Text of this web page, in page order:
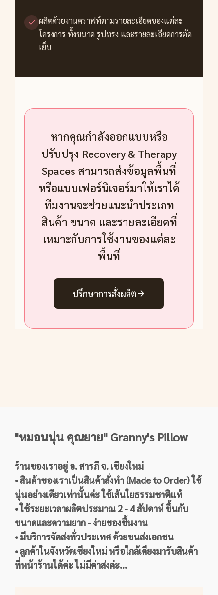
ผลิตด้วยงานคราฟท์ตามรายละเอียดของแต่ละ
โครงการ ทั้งขนาด รูปทรง และรายละเอียดการตัด
เย็บ
หากคุณกำลังออกแบบหรือ
ปรับปรุง Recovery & Therapy
Spaces สามารถส่งข้อมูลพื้นที่
หรือแบบเฟอร์นิเจอร์มาให้เราได้
ทีมงานจะช่วยแนะนำประเภท
สินค้า ขนาด และรายละเอียดที่
เหมาะกับการใช้งานของแต่ละ
พื้นที่
ปรึกษาการสั่งผลิต
"หมอนนุ่น คุณยาย" Granny's Pillow
ร้านของเราอยู่ อ. สารภี จ. เชียงใหม่
• สินค้าของเราเป็นสินค้าสั่งทำ (Made to Order) ใช้
นุ่นอย่างเดียวเท่านั้นค่ะ ใช้เส้นใยธรรมชาติแท้
• ใช้ระยะเวลาผลิตประมาณ 2 - 4 สัปดาห์ ขึ้นกับ
ขนาดและความยาก - ง่ายของชิ้นงาน
• มีบริการจัดส่งทั่วประเทศ ด้วยขนส่งเอกชน
• ลูกค้าในจังหวัดเชียงใหม่ หรือใกล้เคียงมารับสินค้า
ที่หน้าร้านได้ค่ะ ไม่มีค่าส่งค่ะ...